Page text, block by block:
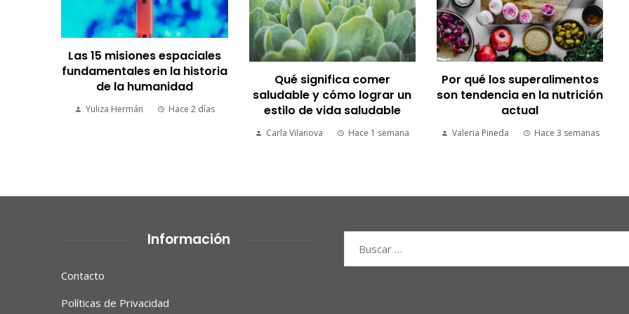
Qué significa comer
saludable y cómo lograr un
estilo de vida saludable
Por qué los superalimentos
son tendencia en la nutrición
actual
Valeria Pineda Hace 3 semanas
Beneficios del ayuno
prolongado para la salud
metabólica
Carla Vilanova Hace 3 semanas
Información
Contacto
Políticas de Privacidad